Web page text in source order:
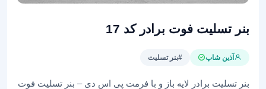
بنر تسلیت فوت برادر کد 17
آذین شاپ #بنر تسلیت
بنر تسلیت برادر لایه باز و با فرمت پی اس دی – بنر تسلیت فوت